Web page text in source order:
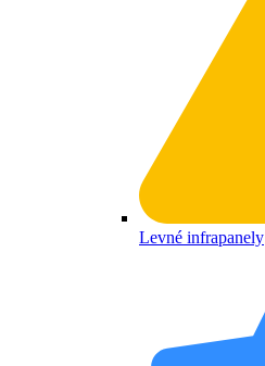
Levné infrapanely